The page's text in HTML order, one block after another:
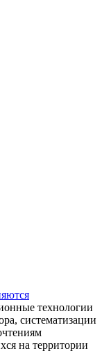
технологии
систематизации
на территории